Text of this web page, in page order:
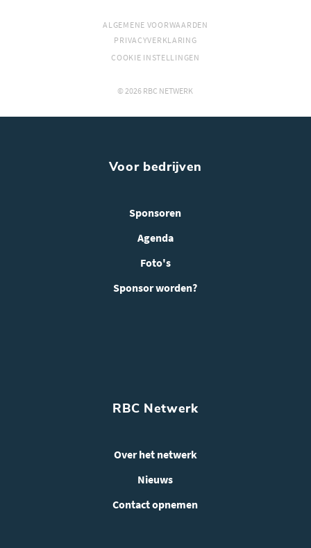
ALGEMENE VOORWAARDEN
PRIVACYVERKLARING
COOKIE INSTELLINGEN
© 2026 RBC NETWERK
Voor bedrijven
Sponsoren
Agenda
Foto's
Sponsor worden?
RBC Netwerk
Over het netwerk
Nieuws
Contact opnemen